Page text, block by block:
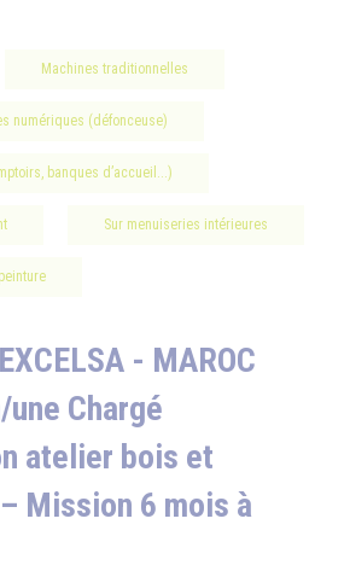
Machines traditionnelles
numériques (défonceuse)
banques d’accueil...)
Sur menuiseries intérieures
- MAROC
Chargé
atelier bois et
Mission 6 mois à